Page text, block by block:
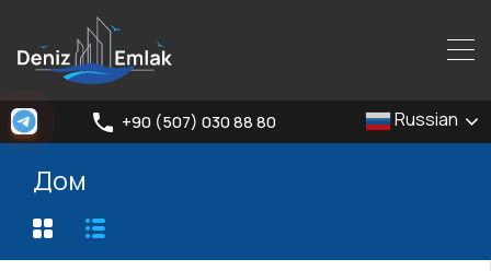
+90 (507) 030 88 80 Russian
Дом